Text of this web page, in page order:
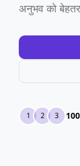
अनुभव को
1 2 3